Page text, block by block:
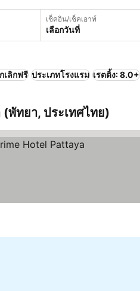
เช็คอิน/เช็คเอาท์
เลือกวันที่
เลิกฟรี ประเภทโรงแรม เรตติ้ง: 8.0+
พัทยา, ประเทศไทย)